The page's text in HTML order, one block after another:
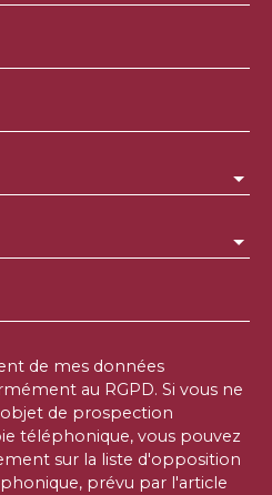
de mes données
au RGPD. Si vous ne
de prospection
téléphonique, vous pouvez
sur la liste d'opposition
prévu par l'article